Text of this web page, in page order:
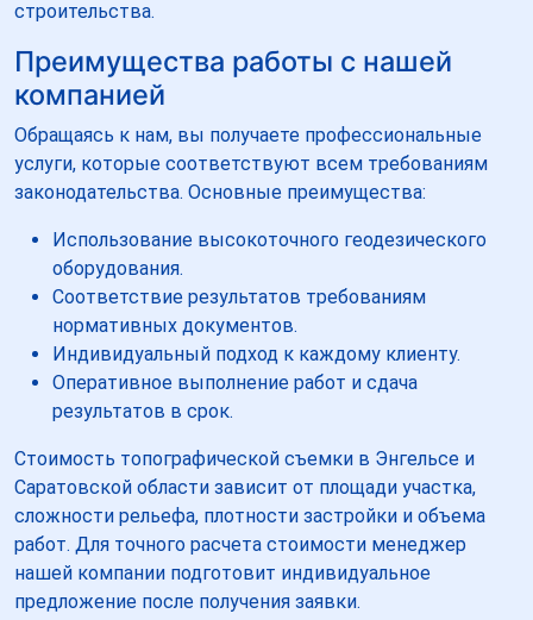
строительства.
Преимущества работы с нашей
компанией
Обращаясь к нам, вы получаете профессиональные
услуги, которые соответствуют всем требованиям
законодательства. Основные преимущества:
Использование высокоточного геодезического
оборудования.
Соответствие результатов требованиям
нормативных документов.
Индивидуальный подход к каждому клиенту.
Оперативное выполнение работ и сдача
результатов в срок.
Стоимость топографической съемки в Энгельсе и
Саратовской области зависит от площади участка,
сложности рельефа, плотности застройки и объема
работ. Для точного расчета стоимости менеджер
нашей компании подготовит индивидуальное
предложение после получения заявки.